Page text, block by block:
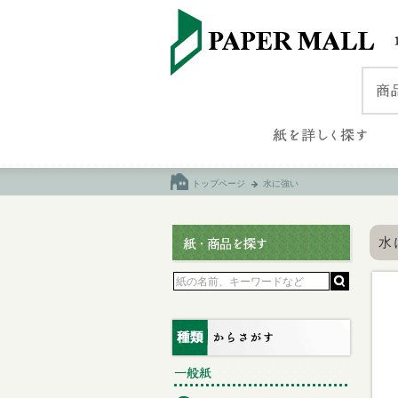
トップページ 水に強い
水